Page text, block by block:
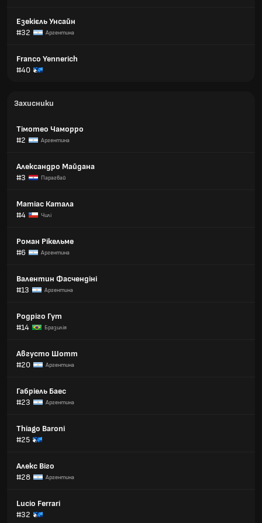
Езекієль Унсайн
#32
Аргентина
Franco Yennerich
#40
Захисники
Тімотео Чаморро
#2
Аргентина
Александро Майдана
#3
Парагвай
Матіас Катала
#4
Чилі
Роман Рікельме
#6
Аргентина
Валентин Фасчендіні
#13
Аргентина
Родріго Гут
#14
Бразилія
Августо Шотт
#20
Аргентина
Габріель Баес
#23
Аргентина
Thiago Baroni
#25
Алекс Віго
#28
Аргентина
Lucio Ferrari
#32